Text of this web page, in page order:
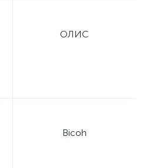
ОЛИС
Bicoh